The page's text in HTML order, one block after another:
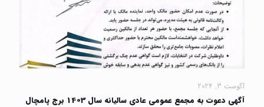
آگوست 3, 2024
آگهی دعوت به مجمع عمومی عادی سالیانه سال 1403 برج پامچال